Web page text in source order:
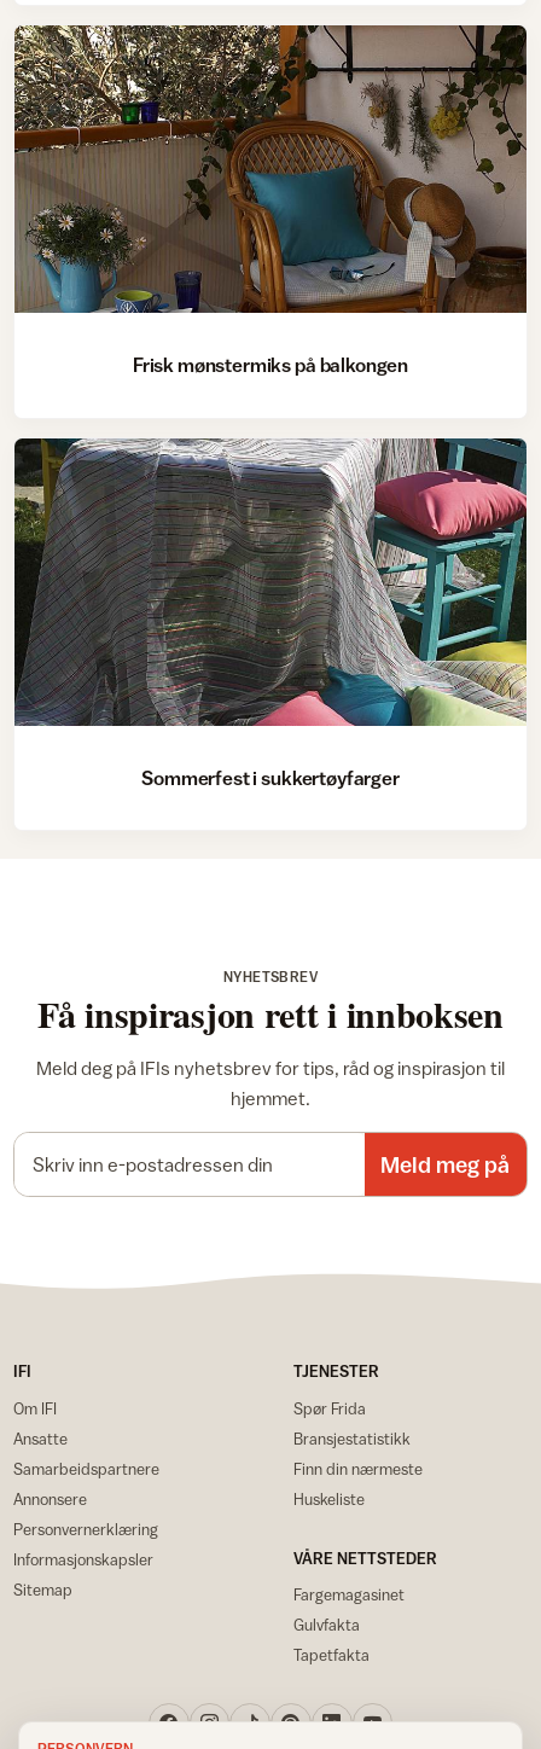
Frisk mønstermiks på balkongen
Sommerfest i sukkertøyfarger
NYHETSBREV
Få inspirasjon rett i innboksen
Meld deg på IFIs nyhetsbrev for tips, råd og inspirasjon til
hjemmet.
Meld meg på
IFI
Om IFI
Ansatte
Samarbeidspartnere
Annonsere
Personvernerklæring
Informasjonskapsler
Sitemap
TJENESTER
Spør Frida
Bransjestatistikk
Finn din nærmeste
Huskeliste
VÅRE NETTSTEDER
Fargemagasinet
Gulvfakta
Tapetfakta